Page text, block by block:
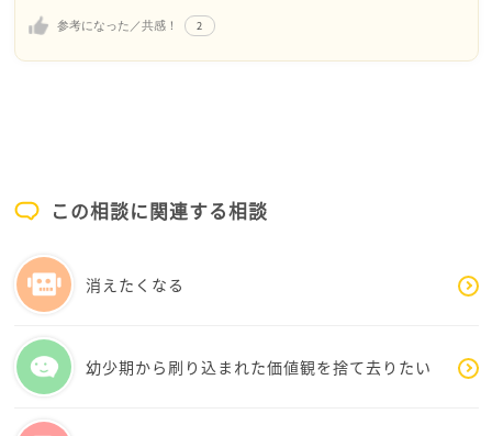
活を送る宗派もあるようです。
お友達に聞いてみると良いかもしれません。
旅行で忌中のお友達の心も少し晴れると良いですね。
参考になった／共感！ 2
この相談に関連する相談
消えたくなる
幼少期から刷り込まれた価値観を捨て去りたい